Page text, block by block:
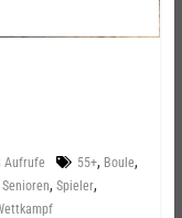
Aufrufe 55+, Boule,
Senioren, Spieler,